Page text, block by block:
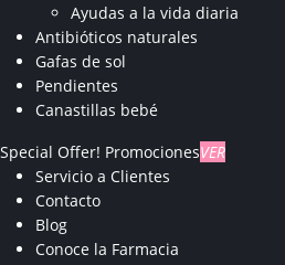
Ayudas a la vida diaria
Antibióticos naturales
Gafas de sol
Pendientes
Canastillas bebé
Special Offer! PromocionesVER
Servicio a Clientes
Contacto
Blog
Conoce la Farmacia